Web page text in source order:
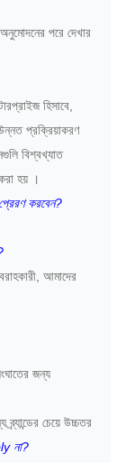
পরে দেখার
হিসাবে,
প্রক্রিয়াকরণ
বিশ্বখ্যাত
করা হয় ।
করবেন?
আমাদের
জন্য
চেয়ে উচ্চতর
না?